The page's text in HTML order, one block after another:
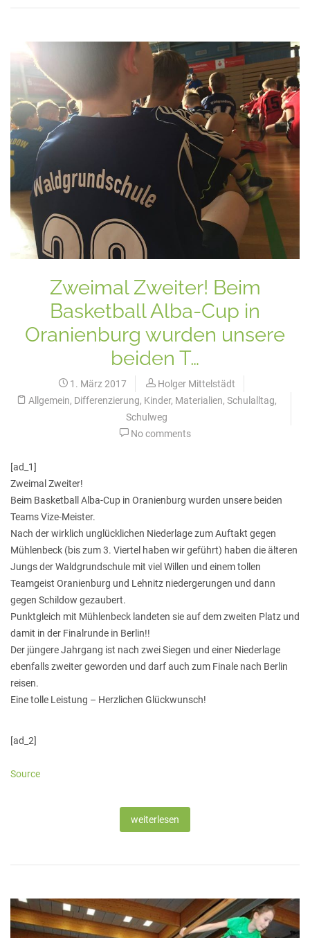
Zweimal Zweiter! Beim
Basketball Alba-Cup in
Oranienburg wurden unsere
beiden T…
1. März 2017
Holger Mittelstädt
Allgemein, Differenzierung, Kinder, Materialien, Schulalltag,
Schulweg
No comments
[ad_1]
Zweimal Zweiter!
Beim Basketball Alba-Cup in Oranienburg wurden unsere beiden
Teams Vize-Meister.
Nach der wirklich unglücklichen Niederlage zum Auftakt gegen
Mühlenbeck (bis zum 3. Viertel haben wir geführt) haben die älteren
Jungs der Waldgrundschule mit viel Willen und einem tollen
Teamgeist Oranienburg und Lehnitz niedergerungen und dann
gegen Schildow gezaubert.
Punktgleich mit Mühlenbeck landeten sie auf dem zweiten Platz und
damit in der Finalrunde in Berlin!!
Der jüngere Jahrgang ist nach zwei Siegen und einer Niederlage
ebenfalls zweiter geworden und darf auch zum Finale nach Berlin
reisen.
Eine tolle Leistung – Herzlichen Glückwunsch!
[ad_2]
Source
weiterlesen